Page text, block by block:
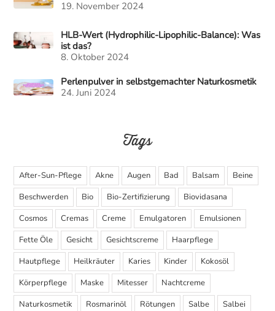
19. November 2024
HLB-Wert (Hydrophilic-Lipophilic-Balance): Was
ist das?
8. Oktober 2024
Perlenpulver in selbstgemachter Naturkosmetik
24. Juni 2024
Tags
After-Sun-Pflege Akne Augen Bad Balsam
Beine
Beschwerden
Bio Bio-Zertifizierung
Biovidasana
Cosmos
Cremas Creme Emulgatoren
Emulsionen
Fette Öle
Gesicht Gesichtscreme
Haarpflege
Hautpflege
Heilkräuter Karies Kinder
Kokosöl
Körperpflege
Maske Mitesser
Nachtcreme
Naturkosmetik
Rosmarinöl Rötungen Salbe
Salbei